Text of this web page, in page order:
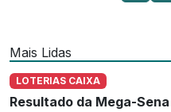
Mais Lidas
LOTERIAS CAIXA
Resultado da Mega-